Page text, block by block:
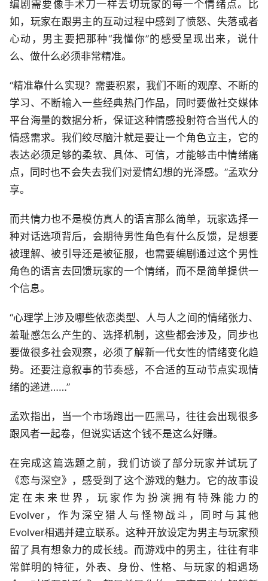
编剧需要像手术刀一样去切玩家的每一个情绪点。比
如，玩家在跟男主的互动过程中感到了愤怒、失落或者
心动，男主要把那种“我懂你”的感受呈现出来，说什
么、做什么必须非常精准。
“精准靠什么实现？需要积累，我们不断的观摩、不断的
学习、不断输入一些经典热门作品，同时要做社交媒体
平台海量的数据分析，保证这种情感投射符合当代人的
情感需求。我们绞尽脑汁就是要让一个角色立主，它的
表达必须足够的柔软、具体、可信，才能够击中情绪痛
点，同时也不会失去我们对爱情幻想的光泽感。”孟欢分
享。
而共情力也不是模仿真人的语言那么简单，玩家选择一
种对话选项背后，会期待男性角色有什么反馈，是想要
被理解、被引导还是被征服，也需要编剧通过这个男性
角色的语言去回馈玩家的一个情绪，而不是简单提供一
个信息。
“心理学上涉及哪些依恋类型、人与人之间的情绪张力、
羞耻感怎么产生的、选择机制，这些都会涉及，同步也
要做很多社会观察，必须了解新一代女性的情绪变化趋
势。还要注意叙事的节奏感，不合适的互动节点实现情
绪的递进……”
孟欢指出，当一个市场跑出一匹黑马，往往会出现很多
跟风者一起卷，但说实话这个钱不是这么好赚。
在完成这篇选题之前，我们访谈了部分玩家并试玩了
《恋与深空》，感受到了这个游戏的魅力。它的故事设
定在未来世界，玩家作为扮演拥有特殊能力的
Evolver，作为深空猎人与怪物战斗，同时与其他
Evolver相遇并建立联系。这种开放设定为男主与玩家预
留了具有想象力的成长线。而游戏中的男主，往往有非
常鲜明的特征，外表、身份、性格、与玩家的相遇场